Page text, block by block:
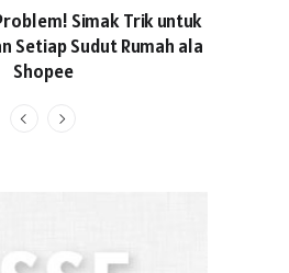
Simak Trik untuk
Setiap Sudut Rumah ala
Shopee